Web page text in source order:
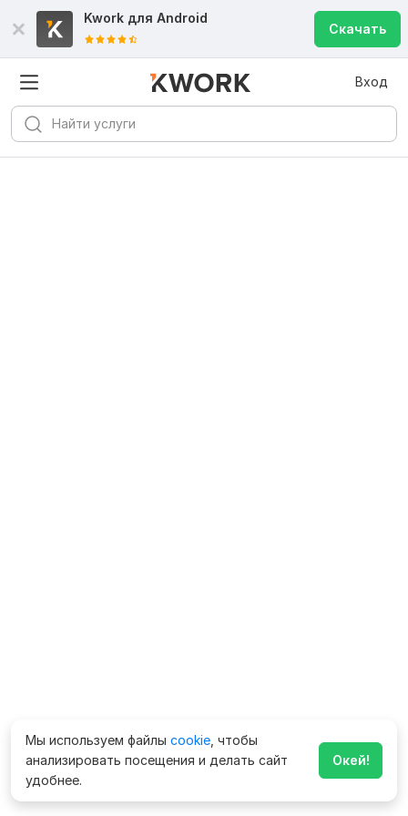
Kwork для Android
Скачать
Вход
Мы используем файлы cookie , чтобы
анализировать посещения и делать сайт
удобнее.
Окей!